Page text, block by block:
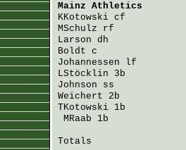
Mainz Athletics
KKotowski cf
MSchulz rf
Larson dh
Boldt c
Johannessen lf
LStöcklin 3b
Johnson ss
Weichert 2b
TKotowski 1b
MRaab 1b
Totals